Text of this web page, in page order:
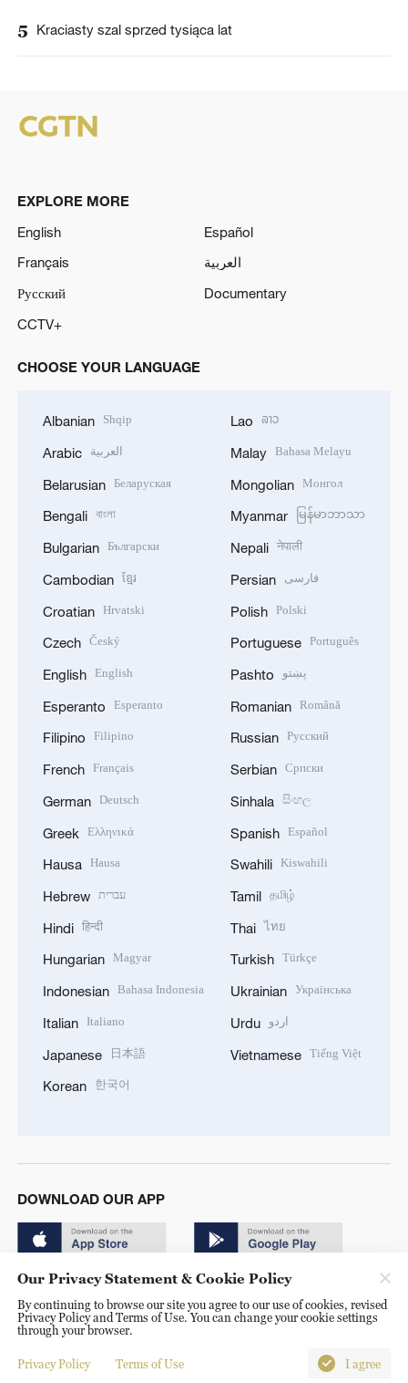
5 Kraciasty szal sprzed tysiąca lat
EXPLORE MORE
English
Español
Français
العربية
Русский
Documentary
CCTV+
CHOOSE YOUR LANGUAGE
Albanian Shqip
Arabic العربية
Belarusian Беларуская
Bengali বাংলা
Bulgarian Български
Cambodian ខ្មែរ
Croatian Hrvatski
Czech Český
English English
Esperanto Esperanto
Filipino Filipino
French Français
German Deutsch
Greek Ελληνικά
Hausa Hausa
Hebrew עברית
Hindi हिन्दी
Hungarian Magyar
Indonesian Bahasa Indonesia
Italian Italiano
Japanese 日本語
Korean 한국어
Lao ລາວ
Malay Bahasa Melayu
Mongolian Монгол
Myanmar မြန်မာဘာသာ
Nepali नेपाली
Persian فارسی
Polish Polski
Portuguese Português
Pashto پښتو
Romanian Română
Russian Русский
Serbian Српски
Sinhala සිංහල
Spanish Español
Swahili Kiswahili
Tamil தமிழ்
Thai ไทย
Turkish Türkçe
Ukrainian Українська
Urdu اردو
Vietnamese Tiếng Việt
DOWNLOAD OUR APP
© China Radio International.CRI. All Rights Reserved. 16A
Shijingshan Road, Beijing, China. 100040
Our Privacy Statement & Cookie Policy
By continuing to browse our site you agree to our use of cookies, revised
Privacy Policy and Terms of Use. You can change your cookie settings
through your browser.
Privacy Policy Terms of Use I agree